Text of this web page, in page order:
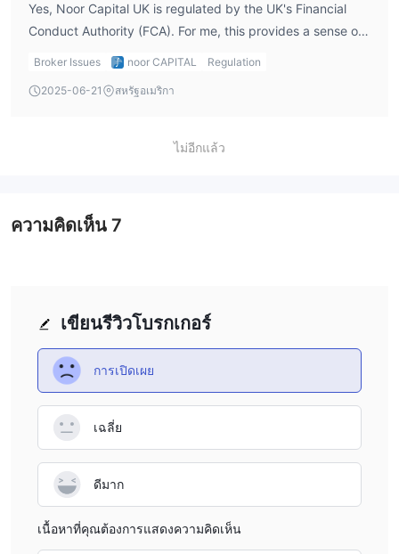
Yes, Noor Capital UK is regulated by the UK's Financial
Conduct Authority (FCA). For me, this provides a sense of
security, as FCA-regulated brokers must adhere to strict
and that the broker operates transparently.
Broker Issues noor CAPITAL Regulation
2025-06-21 สหรัฐอเมริกา
ไม่อีกแล้ว
เขียนรีวิวโบรกเกอร์
การเปิดเผย
เฉลี่ย
ดีมาก
เนื้อหาที่คุณต้องการแสดงความคิดเห็น
ความคิดเห็น 7